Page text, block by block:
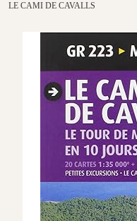
LE CAMI DE CAVALLS